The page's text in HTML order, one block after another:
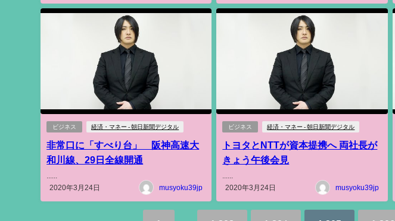
ビジネス 経済・マネー - 朝日新聞デジタル
非常口に「すべり台」 阪神高速大
和川線、29日全線開通
2020年3月24日
musyoku39jp
ビジネス 経済・マネー - 朝日新聞デジタル
トヨタとNTTが資本提携へ 両社長が
きょう午後会見
2020年3月24日
musyoku39jp